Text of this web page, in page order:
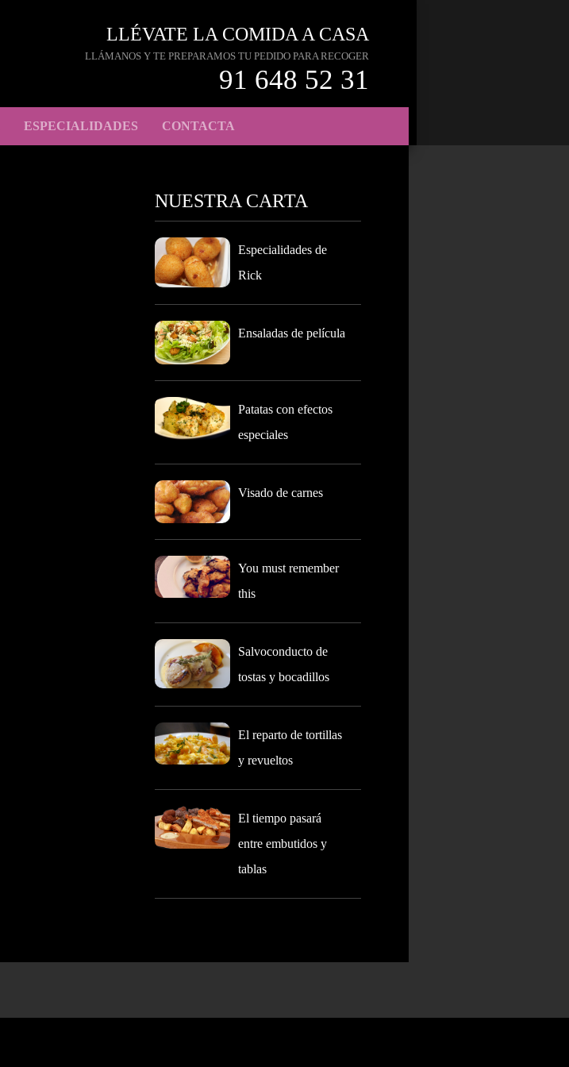
LLÉVATE LA COMIDA A CASA
LLÁMANOS Y TE PREPARAMOS TU PEDIDO PARA RECOGER
91 648 52 31
ESPECIALIDADES CONTACTA
NUESTRA CARTA
Especialidades de
Rick
Ensaladas de película
Patatas con efectos
especiales
Visado de carnes
You must remember
this
Salvoconducto de
tostas y bocadillos
El reparto de tortillas
y revueltos
El tiempo pasará
entre embutidos y
tablas